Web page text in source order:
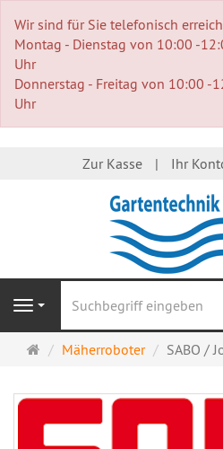
Wir sind für Sie telefonisch
Montag - Dienstag von 10:00 -
Uhr
Donnerstag - Freitag von 10:00 -
Uhr
Zur Kasse Ihr
Navigation
Startseite
Mäherroboter SABO /